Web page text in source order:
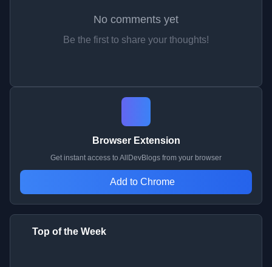
No comments yet
Be the first to share your thoughts!
Browser Extension
Get instant access to AllDevBlogs from your browser
Add to Chrome
Top of the Week